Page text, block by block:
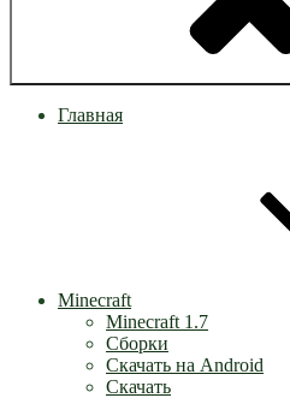
Главная
Minecraft
Minecraft 1.7
Сборки
Скачать на Android
Скачать